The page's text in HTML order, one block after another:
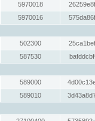
5970018
5970016
502300
587530
589000
589010